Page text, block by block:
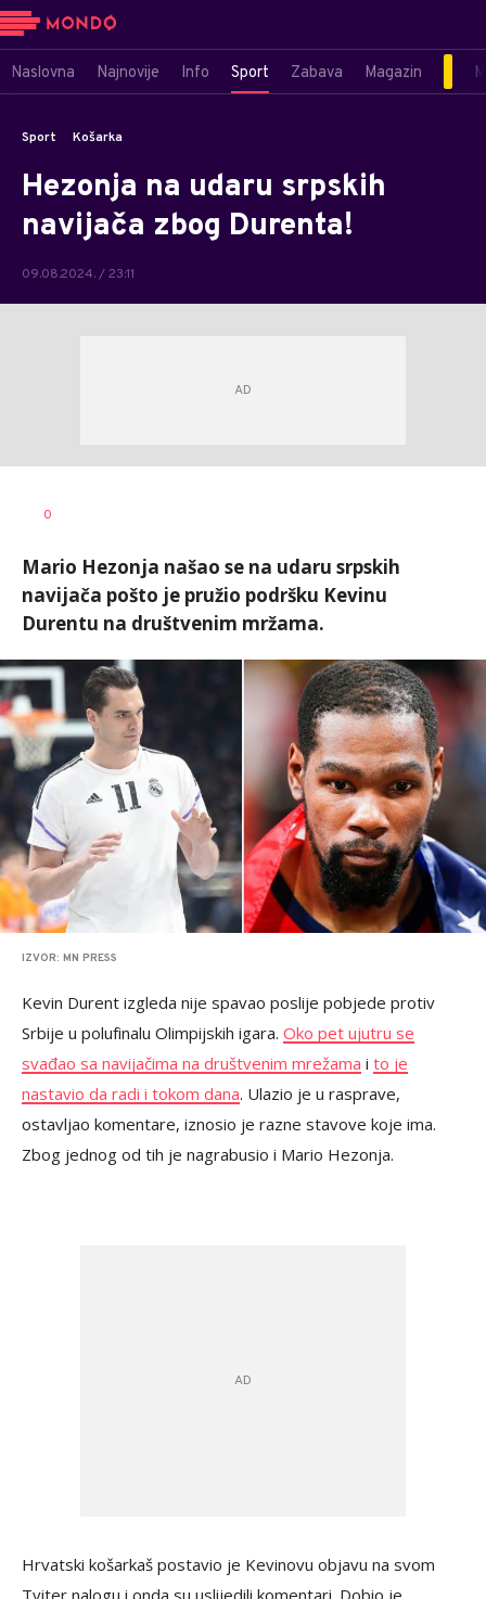
Naslovna Najnovije Info Sport Zabava Magazin
Sport Košarka
Hezonja na udaru srpskih
navijača zbog Durenta!
09.08.2024. / 23:11
AUTOR
0
Mario Hezonja našao se na udaru srpskih
navijača pošto je pružio podršku Kevinu
Durentu na društvenim mržama.
IZVOR: MN PRESS
Kevin Durent izgleda nije spavao poslije pobjede protiv
Srbije u polufinalu Olimpijskih igara. Oko pet ujutru se
svađao sa navijačima na društvenim mrežama i to je
nastavio da radi i tokom dana. Ulazio je u rasprave,
ostavljao komentare, iznosio je razne stavove koje ima.
Zbog jednog od tih je nagrabusio i Mario Hezonja.
Hrvatski košarkaš postavio je Kevinovu objavu na svom